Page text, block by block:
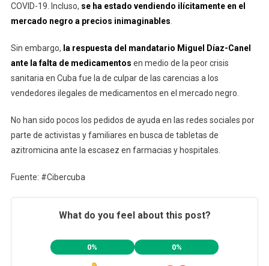
COVID-19. Incluso, se ha estado vendiendo ilícitamente en el
mercado negro a precios inimaginables
Sin embargo, la respuesta del mandatario Miguel Díaz-Canel
ante la falta de medicamentos en medio de la peor crisis
sanitaria en Cuba fue la de culpar de las carencias a los
vendedores ilegales de medicamentos en el mercado negro.
No han sido pocos los pedidos de ayuda en las redes sociales por
parte de activistas y familiares en busca de tabletas de
azitromicina ante la escasez en farmacias y hospitales.
Fuente: #Cibercuba
What do you feel about this post?
0% 0%